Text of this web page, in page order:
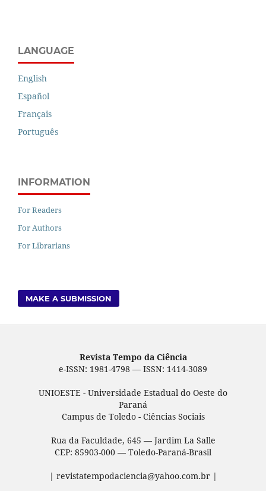
LANGUAGE
English
Español
Français
Português
INFORMATION
For Readers
For Authors
For Librarians
MAKE A SUBMISSION
Revista Tempo da Ciência
e-ISSN: 1981-4798 — ISSN: 1414-3089
UNIOESTE - Universidade Estadual do Oeste do
Paraná
Campus de Toledo - Ciências Sociais
Rua da Faculdade, 645 — Jardim La Salle
CEP: 85903-000 — Toledo-Paraná-Brasil
| revistatempodaciencia@yahoo.com.br |